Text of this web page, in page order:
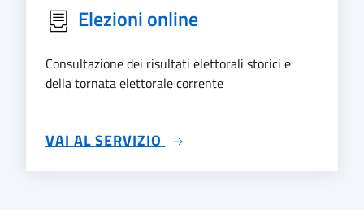
Elezioni online
Consultazione dei risultati elettorali storici e
della tornata elettorale corrente
VAI AL SERVIZIO SU ELEZIONI ONLINE